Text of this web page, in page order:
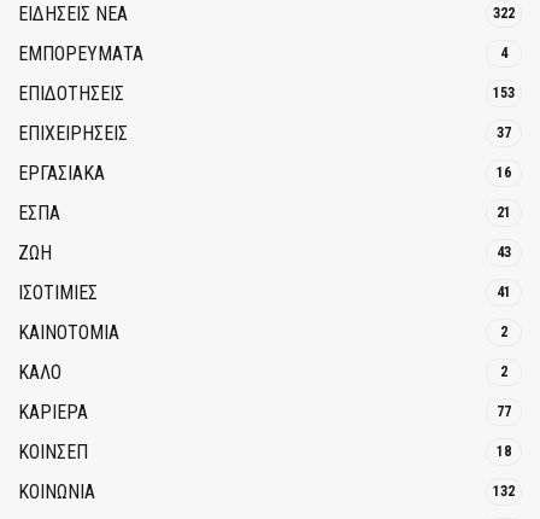
ΕΙΔΗΣΕΙΣ ΝΕΑ 322
ΕΜΠΟΡΕΥΜΑΤΑ 4
ΕΠΙΔΟΤΗΣΕΙΣ 153
ΕΠΙΧΕΙΡΗΣΕΙΣ 37
ΕΡΓΑΣΙΑΚΑ 16
ΕΣΠΑ 21
ΖΩΗ 43
ΙΣΟΤΙΜΙΕΣ 41
ΚΑΙΝΟΤΟΜΊΑ 2
ΚΑΛΟ 2
ΚΑΡΙΕΡΑ 77
ΚΟΙΝΣΕΠ 18
ΚΟΙΝΩΝΙΑ 132